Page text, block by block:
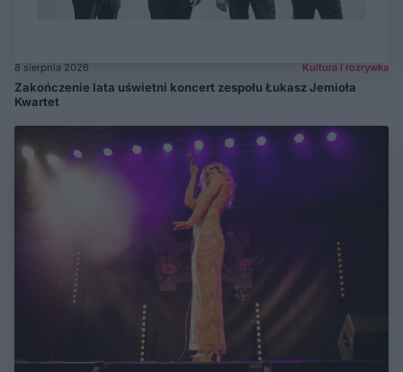
8 sierpnia 2026 Kultura i rozrywka
Zakończenie lata uświetni koncert zespołu Łukasz Jemioła
Kwartet